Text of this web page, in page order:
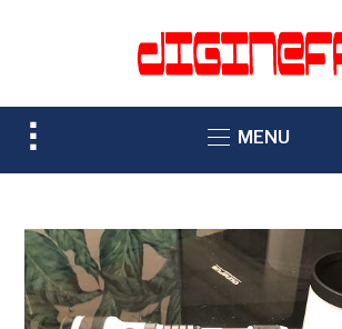
TOGGLE
SIDEBAR
NAVIGATION
MENU